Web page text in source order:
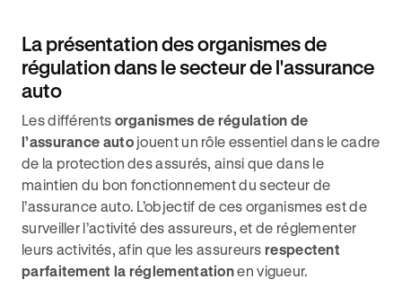
La présentation des organismes de
régulation dans le secteur de l'assurance
auto
Les différents organismes de régulation de
l’assurance autojouent un rôle essentiel dans le cadre
de la protection des assurés, ainsi que dans le
maintien du bon fonctionnement du secteur de
l’assurance auto. L’objectif de ces organismes est de
surveiller l’activité des assureurs, et de réglementer
leurs activités, afin que les assureursrespectent
parfaitement la réglementationen vigueur.